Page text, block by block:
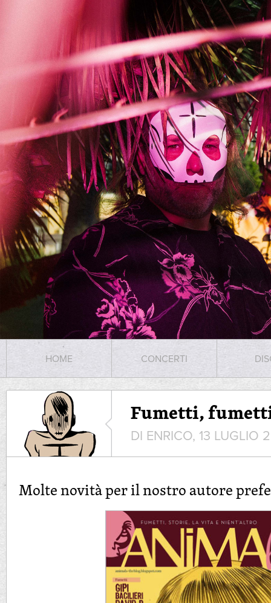
HOME CONCERTI
Fumetti,
DI ENRICO, 13 LUGLIO
Molte novità per il nostro autore